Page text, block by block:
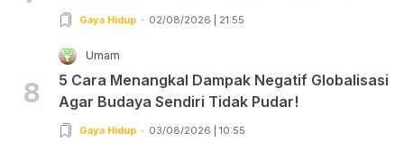
Gaya Hidup 02/08/2026 | 21:55
8
Umam
5 Cara Menangkal Dampak Negatif Globalisasi
Agar Budaya Sendiri Tidak Pudar!
Gaya Hidup 03/08/2026 | 10:55